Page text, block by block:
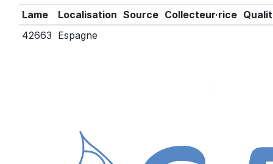
Lame Localisation Source Collecteur·rice
42663 Espagne